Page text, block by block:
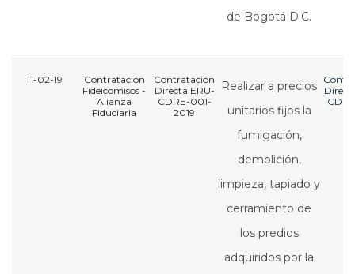
de Bogotá D.C.
11-02-19
Contratación
Fideicomisos -
Alianza
Fiduciaria
Contratación
Directa ERU-
CDRE-001-
2019
Realizar a precios
unitarios fijos la
fumigación,
demolición,
limpieza, tapiado y
cerramiento de
los predios
adquiridos por la